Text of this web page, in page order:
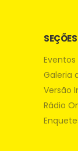
SEÇÕES
Eventos
Galeria
Versão
Rádio